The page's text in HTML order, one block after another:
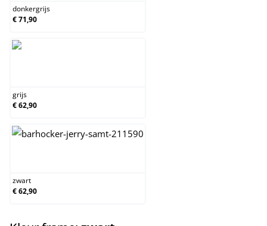
donkergrijs
€ 71,90
grijs
€ 62,90
zwart
€ 62,90